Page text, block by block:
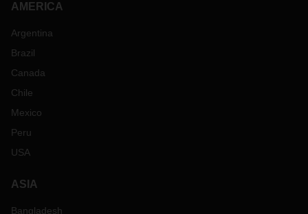
AMERICA
Argentina
Brazil
Canada
Chile
Mexico
Peru
USA
ASIA
Bangladesh